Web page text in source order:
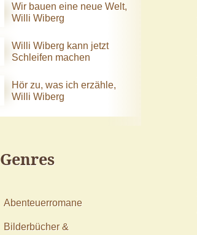
Wir bauen eine neue Welt,
Willi Wiberg
Willi Wiberg kann jetzt
Schleifen machen
Hör zu, was ich erzähle,
Willi Wiberg
Genres
Abenteuerromane
Bilderbücher &